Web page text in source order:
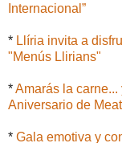
Internacional”
* Llíria invita a
"Menús Llirians"
*Amarás la
Aniversario de
* Gala emotiva y